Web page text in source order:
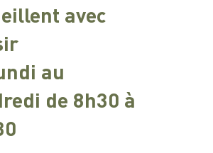
avec
au
de 8h30 à